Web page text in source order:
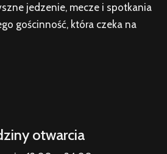
jedzenie, mecze i spotkania
gościnność, która czeka na
otwarcia